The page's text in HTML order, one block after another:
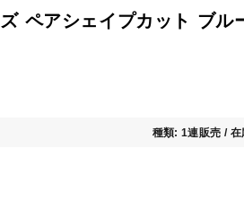
ズ ペアシェイプカット ブル
種類: 1連販売 / 在